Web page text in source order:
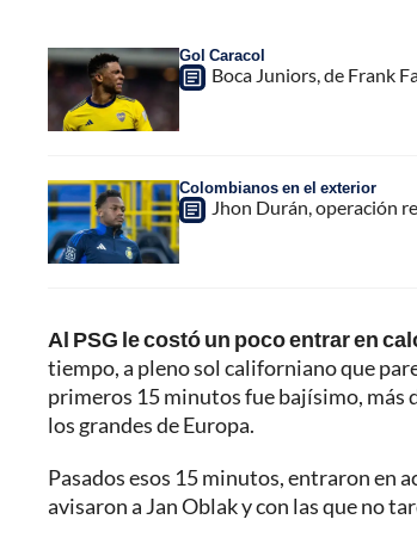
Gol Caracol
Boca Juniors, de Frank
Colombianos en el exterior
Jhon Durán, operación
Al PSG le costó un poco entrar en
tiempo, a pleno sol californiano que
primeros 15 minutos fue bajísimo, más
los grandes de Europa.
Pasados esos 15 minutos, entraron en
avisaron a Jan Oblak y con las que no